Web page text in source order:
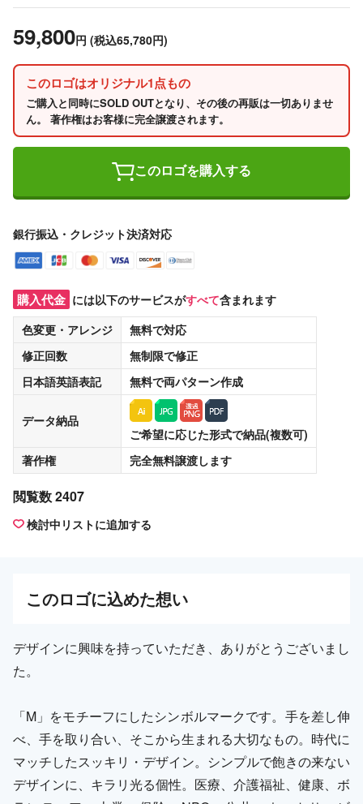
59,800円 (税込65,780円)
このロゴはオリジナル1点もの
ご購入と同時にSOLD OUTとなり、その後の再販は一切ありませ
ん。 著作権はお客様に完全譲渡されます。
このロゴを購入する
銀行振込・クレジット決済対応
購入代金 には以下のサービスがすべて含まれます
色変更・アレンジ
無料で対応
修正回数
無制限で修正
日本語英語表記
無料で両パターン作成
データ納品
ご希望に応じた形式で納品(複数可)
著作権
完全無料譲渡します
閲覧数 2407
検討中リストに追加する
このロゴに込めた想い
デザインに興味を持っていただき、ありがとうございまし
た。
「M」をモチーフにしたシンボルマークです。手を差し伸
べ、手を取り合い、そこから生まれる大切なもの。時代に
マッチしたスッキリ・デザイン。シンプルで飽きの来ない
デザインに、キラリ光る個性。医療、介護福祉、健康、ボ